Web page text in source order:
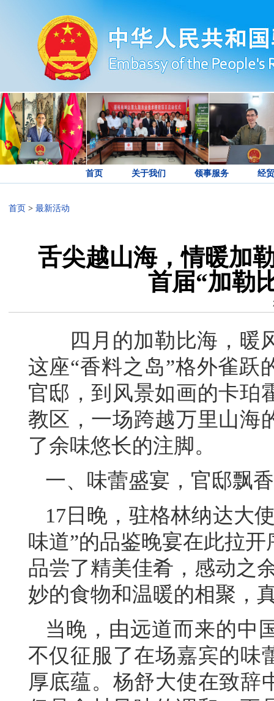
首页 关于我们 领事服务 经
首页 > 最新活动
舌尖越山海，情暖加
首届“加勒
四月的加勒比海，暖风
这座“香料之岛”格外雀跃
官邸，到风景如画的卡珀
教区，一场跨越万里山海
了余味悠长的注脚。
一、味蕾盛宴，官邸飘
17日晚，驻格林纳达大
味道”的品鉴晚宴在此拉
品尝了精美佳肴，感动之
妙的食物和温暖的相聚，
当晚，由远道而来的中
不仅征服了在场嘉宾的味
厚底蕴。杨舒大使在致辞